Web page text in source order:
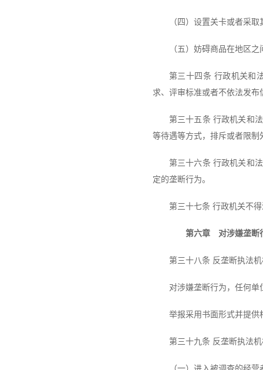
（四）设置关卡或者采
（五）妨碍商品在地区
第三十四条 行政机关和
求、评审标准或者不依法发
第三十五条 行政机关和
等待遇等方式，排斥或者限制
第三十六条 行政机关和
定的垄断行为。
第三十七条 行政机关不
第六章 对涉嫌垄断
第三十八条 反垄断执法
对涉嫌垄断行为，任何
举报采用书面形式并提供
第三十九条 反垄断执法